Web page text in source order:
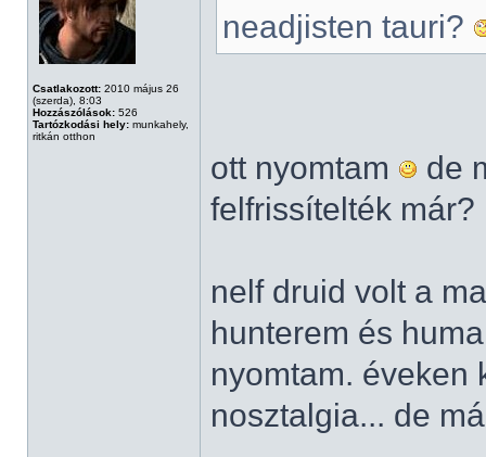
Csatlakozott: 2010 május 26
(szerda), 8:03
Hozzászólások: 526
Tartózkodási hely: munkahely,
ritkán otthon
neadjisten tauri?
ott nyomtam
de
felfrissítelték már?
nelf druid volt a
hunterem és
nyomtam. éveken
nosztalgia... de